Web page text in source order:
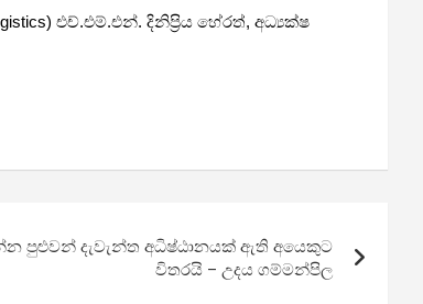
එච්.එම්.එන්. දිනිප්‍රිය හේරත්, අධ්‍යක්ෂ
පුළුවන් දැවැන්ත අධිෂ්ඨානයක් ඇති අයෙකුට
විතරයි – උදය ගම්මන්පිල